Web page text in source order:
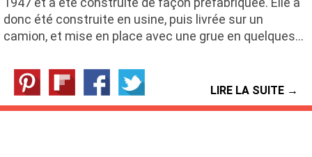
donc été construite en usine, puis livrée sur un
camion, et mise en place avec une grue en quelques…
LIRE LA SUITE →